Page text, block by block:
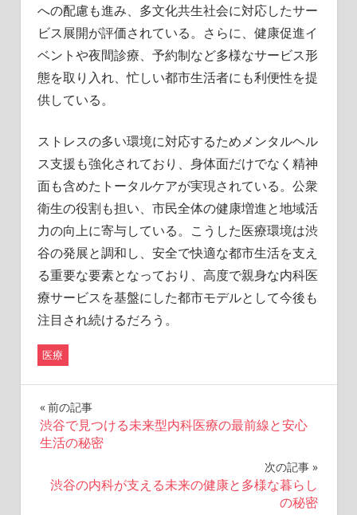
への配慮も進み、多文化共生社会に対応したサー
ビス展開が評価されている。さらに、健康促進イ
ベントや夜間診療、予約制など多様なサービス形
態を取り入れ、忙しい都市生活者にも利便性を提
供している。
ストレスの多い環境に対応するためメンタルヘル
ス支援も強化されており、身体面だけでなく精神
面も含めたトータルケアが実現されている。公衆
衛生の役割も担い、市民全体の健康増進と地域活
力の向上に寄与している。こうした医療環境は渋
谷の発展と調和し、安全で快適な都市生活を支え
る重要な要素となっており、高度で親身な内科医
療サービスを基盤にした都市モデルとして今後も
注目され続けるだろう。
医療
投
稿
ナ
前の記事
渋谷で見つける未来型内科医療の最前線と安心
生活の秘密
次の記事
渋谷の内科が支える未来の健康と多様な暮らし
の秘密